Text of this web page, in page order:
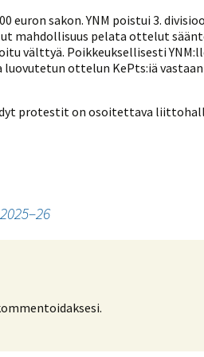
EU-Erasmus:
euron sakon. YNM poistui 3.
mahdollisuus pelata ottelut
välttyä. Poikkeuksellisesti
ottelun KePts:iä
protestit on osoitettava